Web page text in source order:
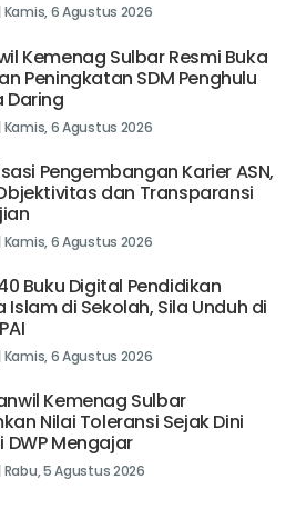
Kamis, 6 Agustus 2026
Kemenag Sulbar Resmi Buka
Peningkatan SDM Penghulu
Daring
Kamis, 6 Agustus 2026
Pengembangan Karier ASN,
dan Transparansi
Kamis, 6 Agustus 2026
Buku Digital Pendidikan
Islam di Sekolah, Sila Unduh di
Kamis, 6 Agustus 2026
Kemenag Sulbar
Nilai Toleransi Sejak Dini
DWP Mengajar
Rabu, 5 Agustus 2026